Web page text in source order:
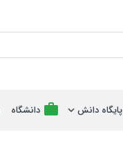
پایگاه دانش دانشگاه